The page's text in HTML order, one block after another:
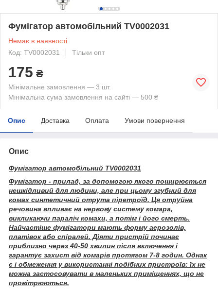
Фумігатор автомобільний TV0002031
Немає в наявності
Код: TV0002031
Тільки опт
175 ₴
Мінімальне замовлення — 3 шт.
Мінімальна сума замовлення на сайті — 500 ₴
Опис Доставка Оплата Умови повернення
Опис
Фумігатор автомобільний TV0002031
Фумігатор - прилад, за допомогою якого поширюється
нешкідливий для людини, але при цьому згубний для
комах синтетичний отрута піретроїд. Ця отруйна
речовина впливає на нервову систему комара,
викликаючи параліч комахи, а потім і його смерть.
Найчастіше фумігатори мають форму аерозолів,
платівок або спіралей. Діяти пристрій починає
приблизно через 40-50 хвилин після включення і
гарантує захист від комарів протягом 7-8 годин. Однак
є і обмеження у використанні подібних пристроїв: їх не
можна застосовувати в маленьких приміщеннях, що не
провітрюються.